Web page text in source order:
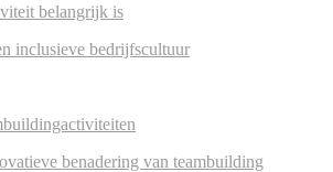
belangrijk is
inclusieve bedrijfscultuur
benadering van teambuilding